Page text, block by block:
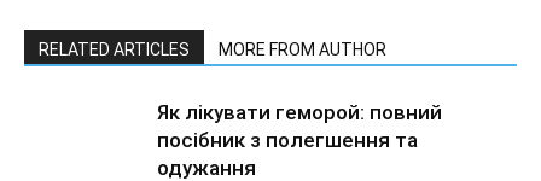
RELATED ARTICLES MORE FROM AUTHOR
Як лікувати геморой: повний
посібник з полегшення та
одужання